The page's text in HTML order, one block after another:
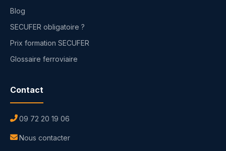
Blog
SECUFER obligatoire ?
Prix formation SECUFER
Glossaire ferroviaire
Contact
09 72 20 19 06
Nous contacter